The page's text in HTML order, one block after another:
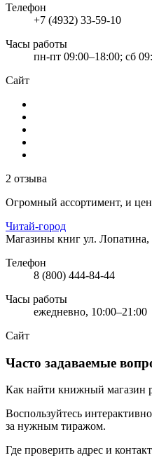
Телефон
+7 (4932) 33-59-10
Часы работы
пн-пт 09:00–18:00; сб
Сайт
2 отзыва
Огромный ассортимент, и
Читай-город
Магазины книг ул.
Телефон
8 (800) 444-84-44
Часы работы
ежедневно, 10:00–21:00
Сайт
Часто задаваемые
Как найти книжный магазин
Воспользуйтесь
за нужным тиражом.
Где проверить адрес и